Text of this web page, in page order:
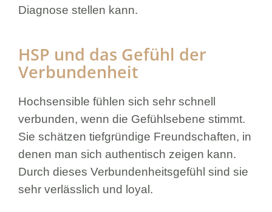
Diagnose stellen kann.
HSP und das Gefühl der
Verbundenheit
Hochsensible fühlen sich sehr schnell
verbunden, wenn die Gefühlsebene stimmt.
Sie schätzen tiefgründige Freundschaften, in
denen man sich authentisch zeigen kann.
Durch dieses Verbundenheitsgefühl sind sie
sehr verlässlich und loyal.